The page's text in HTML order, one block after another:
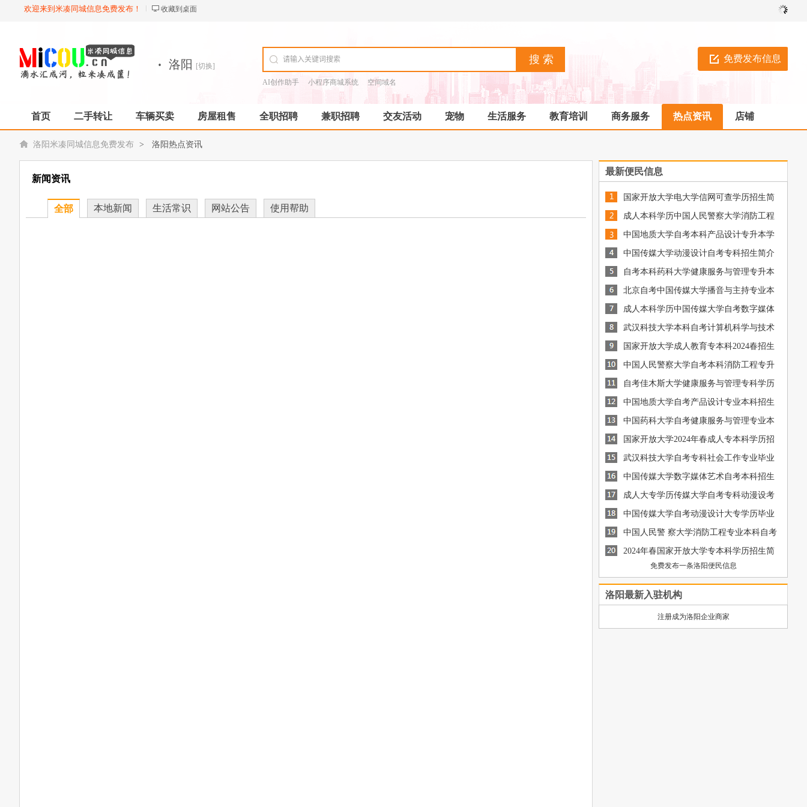
欢迎来到米凑同城信息免费发布！ 收藏到桌面
免费发布信息
· 洛阳
[切换]
AI创作助手
小程序商城系统 空间域名
首页 二手转让 车辆买卖 房屋租售 全职招聘 兼职招聘 交友活动 宠物 生活服务 教育培训 商务服务 热点资讯 店铺
洛阳米凑同城信息免费发布 > 洛阳热点资讯
新闻资讯
全部 本地新闻 生活常识 网站公告 使用帮助
最新便民信息
国家开放大学电大学信网可查学历招生简
章 [图]成人本科学历中国人民警察大学消防工程
专升本自学考试[图]
中国地质大学自考本科产品设计专升本学
历招生简章[图]
中国传媒大学动漫设计自考专科招生简介
免 试入学[图]
自考本科药科大学健康服务与管理专升本
学历免试入学[图]
北京自考中国传媒大学播音与主持专业本
科学历认可度高[图]
成人本科学历中国传媒大学自考数字媒体
艺术报考简介[图]
武汉科技大学本科自考计算机科学与技术
专升本招生简介[图]
国家开放大学成人教育专本科2024春招生
简章 [图]
中国人民警察大学自考本科消防工程专升
学历招生简介[图]
自考佳木斯大学健康服务与管理专科学历
毕业快通过率高[图]
中国地质大学自考产品设计专业本科招生
简章 [图]
中国药科大学自考健康服务与管理专业本
科招生报考简介[图]
国家开放大学2024年春成人专本科学历招
生计划[图]
武汉科技大学自考专科社会工作专业毕业
快含金量高[图]
中国传媒大学数字媒体艺术自考本科招生
报名条件 [图]
成人大专学历传媒大学自考专科动漫设考
试通过率高[图]
中国传媒大学自考动漫设计大专学历毕业
时间短 [图]
中国人民警 察大学消防工程专业本科自考
招生简章[图]
2024年春国家开放大学专本科学历招生简
免费发布一条洛阳便民信息
洛阳最新入驻机构
注册成为洛阳企业商家